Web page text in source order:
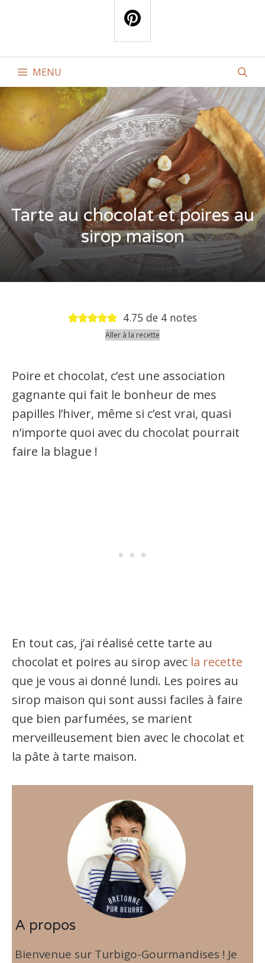
MENU
Tarte au chocolat et poires au
sirop maison
4.75 de 4notes
Aller à la recette
Poire et chocolat, c’est une association
gagnante qui fait le bonheur de mes
papilles l’hiver, même si c’est vrai, quasi
n’importe quoi avec du chocolat pourrait
faire la blague !
En tout cas, j’ai réalisé cette tarte au
chocolat et poires au sirop avec la recette
que je vous ai donné lundi. Les poires au
sirop maison qui sont aussi faciles à faire
que bien parfumées, se marient
merveilleusement bien avec le chocolat et
la pâte à tarte maison.
A propos
Bienvenue sur Turbigo-Gourmandises ! Je